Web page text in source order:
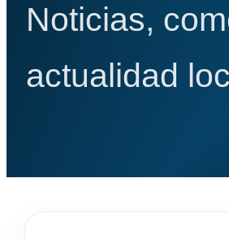
Noticias,
actualidad